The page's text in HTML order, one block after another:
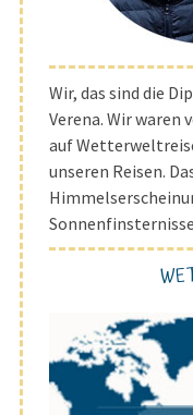
Wir, das sind die
Verena. Wir waren
auf
unseren Reisen.